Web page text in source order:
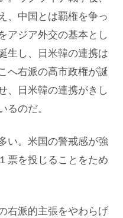
、中国とは覇権を争っ
アジア外交の基本とし
生し、日米韓の連携は
へ右派の高市政権が誕
、日米韓の連携がきし
るのだ。
い。米国の警戒感が強
票を投じることをため
右派的主張をやわらげ